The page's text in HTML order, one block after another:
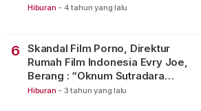
Hiburan - 4 tahun yang lalu
6
Skandal Film Porno, Direktur
Rumah Film Indonesia Evry Joe,
Berang : “Oknum Sutradara
Merusak Perfilman Indonesia”!
Hiburan - 3 tahun yang lalu